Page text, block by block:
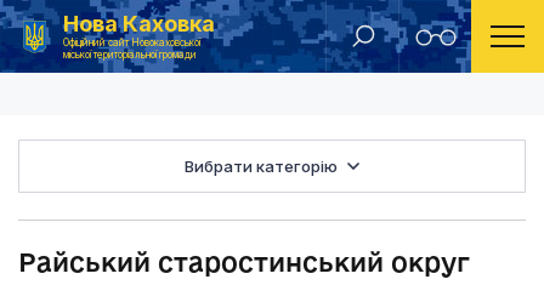
Нова Каховка
Офіційний сайт Новокаховської
міської територіальної громади
Головна Райський старостинський округ
Вибрати категорію
Райський старостинський округ